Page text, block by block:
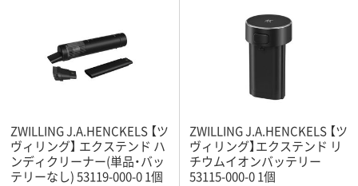
ZWILLING J.A.HENCKELS 【ツ
ヴィリング】 エクステンド ハ
ンディクリーナー(単品・バッ
テリーなし) 53119-000-0 1個
ZWILLING J.A.HENCKELS 【ツ
ヴィリング】エクステンド リ
チウムイオンバッテリー
53115-000-0 1個